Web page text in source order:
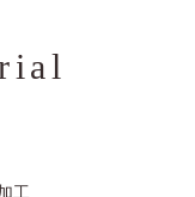
工